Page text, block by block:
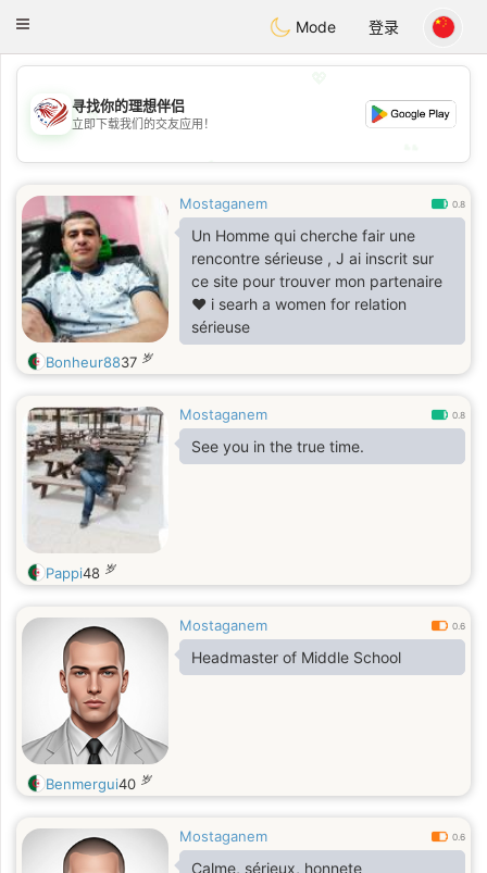
Dating
Toggle
Mode 登录
💖
💕
寻找你的理想伴侣
立即下载我们的交友应用！
Mostaganem 0.8
Un Homme qui cherche fair une
rencontre sérieuse , J ai inscrit sur
ce site pour trouver mon partenaire
❤️ i searh a women for relation
sérieuse
Bonheur8837 岁
Mostaganem 0.8
See you in the true time.
Pappi48 岁
Mostaganem 0.6
Benmergui40 岁
Mostaganem 0.6
Calme, sérieux, honnete